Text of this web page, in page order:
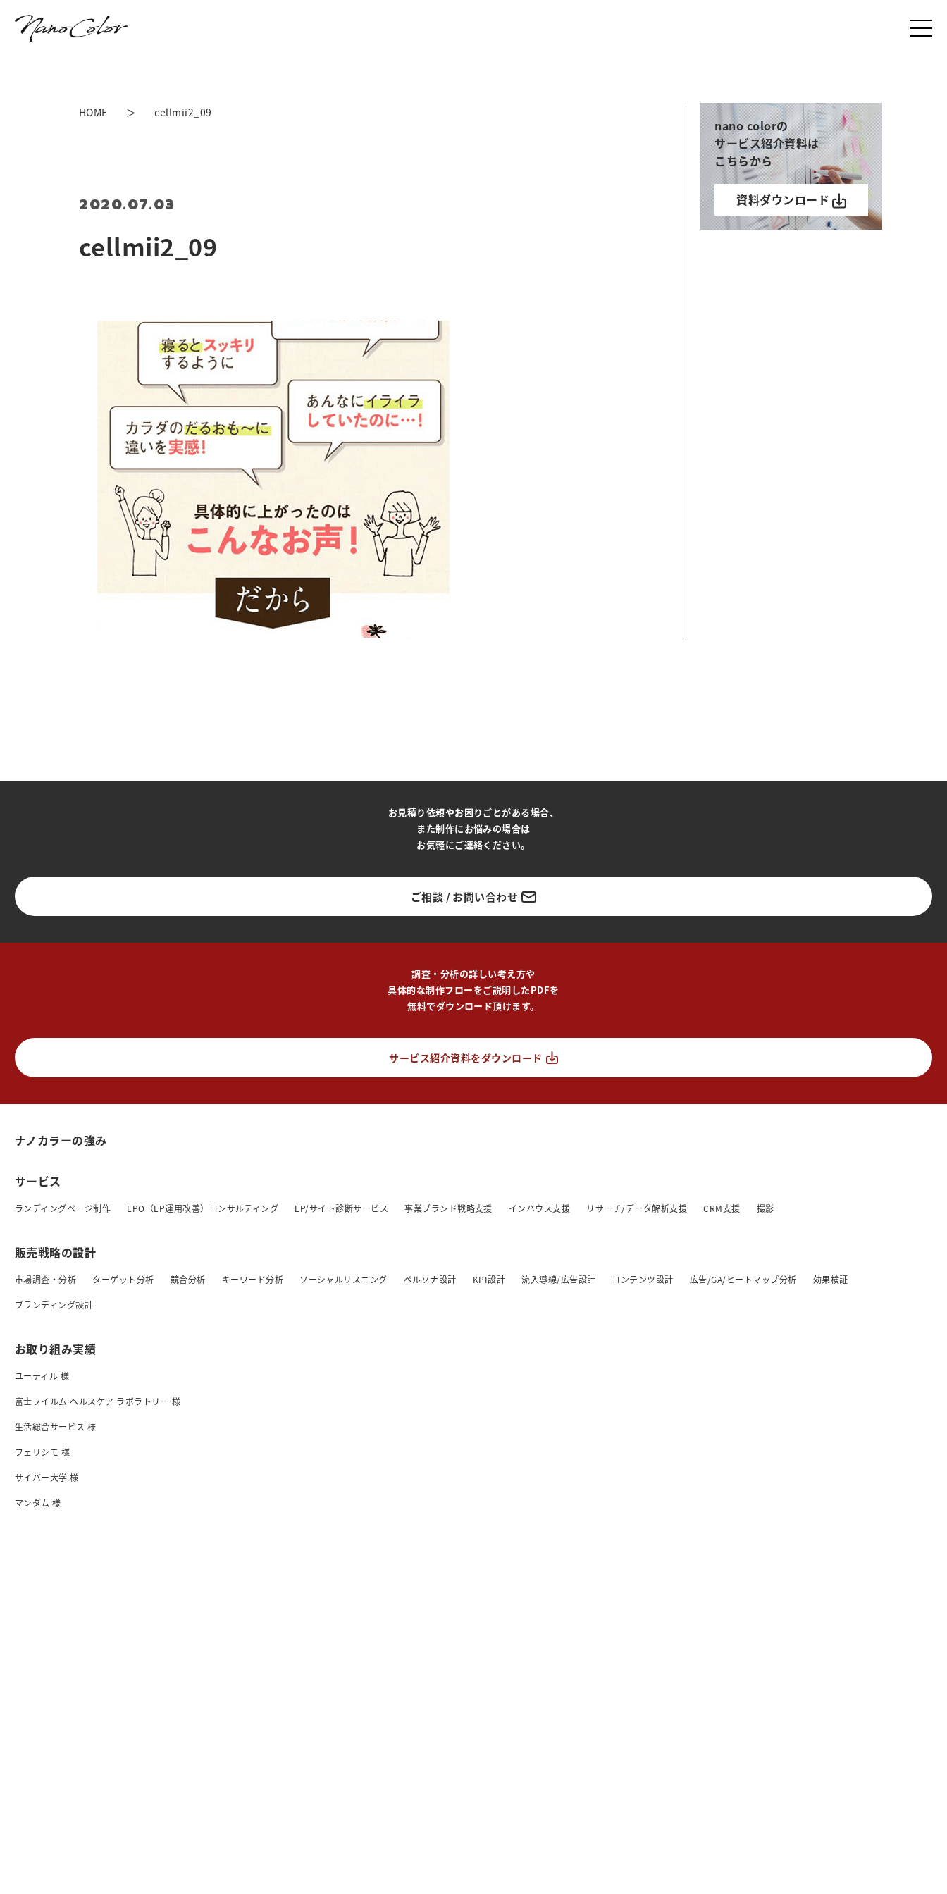
cellmii2_09
2020.07.03
HOME cellmii2_09
nano colorの
サービス紹介資料は
こちらから
資料ダウンロード
お見積り依頼やお困りごとがある場合、
また制作にお悩みの場合は
お気軽にご連絡ください。
ご相談 / お問い合わせ
調査・分析の詳しい考え方や
具体的な制作フローをご説明したPDFを
無料でダウンロード頂けます。
サービス紹介資料をダウンロード
ナノカラーの強み
サービス
ランディングページ制作 LPO（LP運用改善）コンサルティング LP/サイト診断サービス 事業ブランド戦略支援 インハウス支援 リサーチ/データ解析支援 CRM支援 撮影
販売戦略の設計
市場調査・分析 ターゲット分析 競合分析 キーワード分析 ソーシャルリスニング ペルソナ設計 KPI設計 流入導線/広告設計 コンテンツ設計 広告/GA/ヒートマップ分析 効果検証
ブランディング設計
お取り組み実績
ユーティル 様
富士フイルム ヘルスケア ラボラトリー 様
生活総合サービス 様
フェリシモ 様
サイバー大学 様
マンダム 様